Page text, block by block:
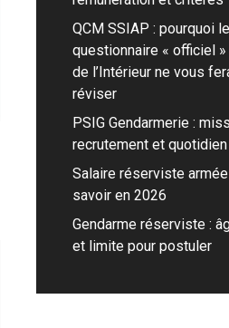
QCM SSIAP : pourquoi le
questionnaire « officiel
de l’Intérieur ne vous
réviser
PSIG Gendarmerie :
recrutement et quotidien
Salaire réserviste
savoir en 2026
Gendarme réserviste :
et limite pour postuler